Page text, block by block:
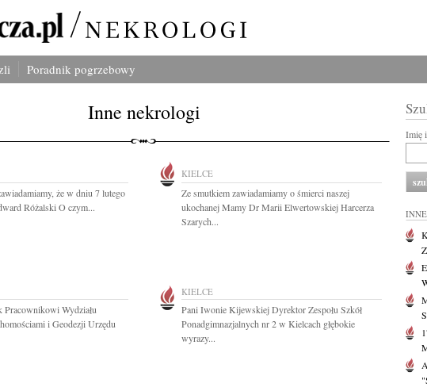
Poradnik pogrzebowy
Inne nekrologi
że w dniu 7 lutego
Różalski O czym...
KIELCE
Ze smutkiem zawiadamiamy o śmierci naszej
ukochanej Mamy Dr Marii Elwertowskiej Harcerza
Szarych...
Pracownikowi Wydziału
i Geodezji Urzędu
KIELCE
Pani Iwonie Kijewskiej Dyrektor Zespołu Szkół
Ponadgimnazjalnych nr 2 w Kielcach głębokie
wyrazy...
Imię